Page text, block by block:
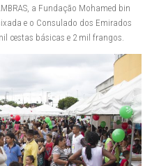
a Fundação Mohamed bin
e o Consulado dos Emirados
cestas básicas e 2 mil frangos.